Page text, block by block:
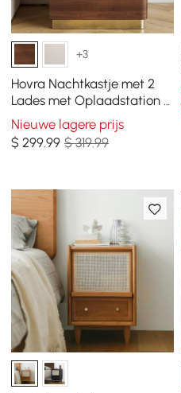
+3
Hovra Nachtkastje met 2
Lades met Oplaadstation &
Bovenblad van Travertijn
Sintersteen
Nieuwe lagere prijs
$299.99 $ 319.99